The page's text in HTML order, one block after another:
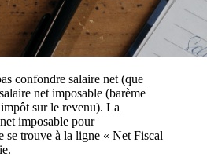
confondre salaire net (que
net imposable (barème
sur le revenu). La
imposable pour
se trouve à la ligne « Net Fiscal